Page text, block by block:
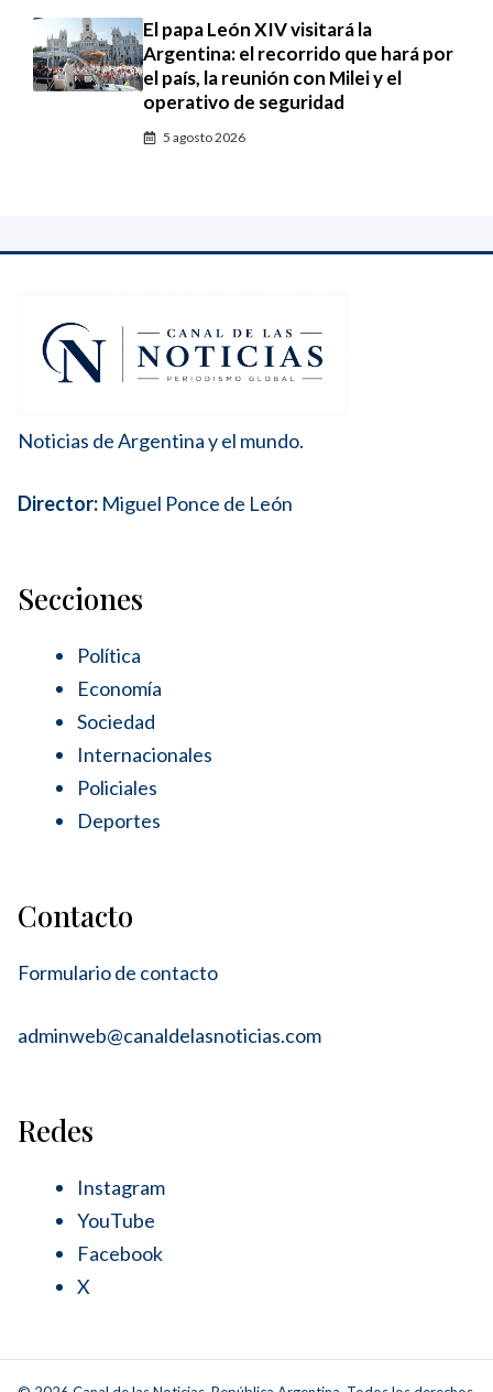
El papa León XIV visitará la
Argentina: el recorrido que hará por
el país, la reunión con Milei y el
operativo de seguridad
5 agosto 2026
Noticias de Argentina y el mundo.
Director: Miguel Ponce de León
Secciones
Política
Economía
Sociedad
Internacionales
Policiales
Deportes
Contacto
Formulario de contacto
adminweb@canaldelasnoticias.com
Redes
Instagram
YouTube
Facebook
X